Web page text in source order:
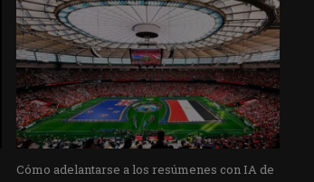
Cómo adelantarse a los resúmenes con IA de